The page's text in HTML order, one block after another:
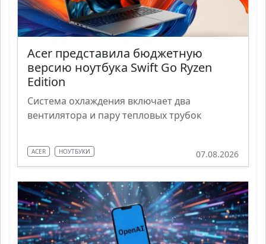
Acer представила бюджетную
версию ноутбука Swift Go Ryzen
Edition
Система охлаждения включает два
вентилятора и пару тепловых трубок
ACER НОУТБУКИ 07.08.2026